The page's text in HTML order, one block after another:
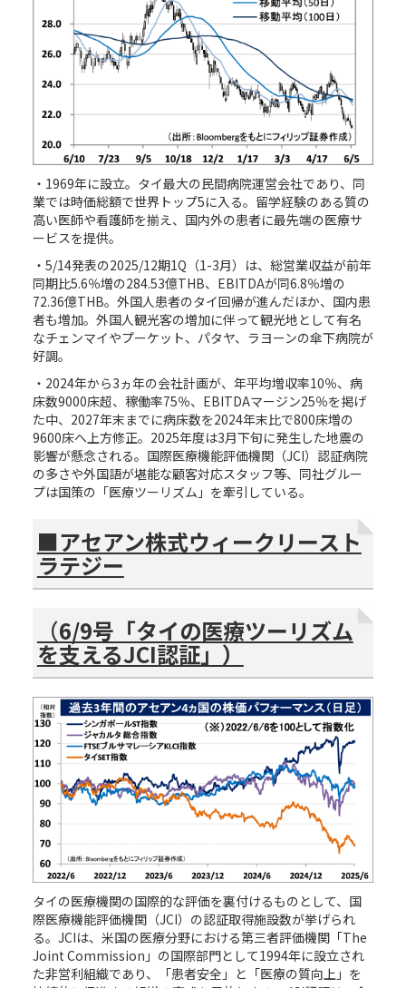
・1969年に設立。タイ最大の民間病院運営会社であり、同
業では時価総額で世界トップ5に入る。留学経験のある質の
高い医師や看護師を揃え、国内外の患者に最先端の医療サ
ービスを提供。
・5/14発表の2025/12期1Q（1-3月）は、総営業収益が前年
同期比5.6％増の284.53億THB、EBITDAが同6.8％増の
72.36億THB。外国人患者のタイ回帰が進んだほか、国内患
者も増加。外国人観光客の増加に伴って観光地として有名
なチェンマイやプーケット、パタヤ、ラヨーンの傘下病院が
好調。
・2024年から3ヵ年の会社計画が、年平均増収率10％、病
床数9000床超、稼働率75％、EBITDAマージン25％を掲げ
た中、2027年末までに病床数を2024年末比で800床増の
9600床へ上方修正。2025年度は3月下旬に発生した地震の
影響が懸念される。国際医療機能評価機関（JCI）認証病院
の多さや外国語が堪能な顧客対応スタッフ等、同社グルー
プは国策の「医療ツーリズム」を牽引している。
■アセアン株式ウィークリースト
ラテジー
（6/9号「タイの医療ツーリズム
を支えるJCI認証」）
タイの医療機関の国際的な評価を裏付けるものとして、国
際医療機能評価機関（JCI）の認証取得施設数が挙げられ
る。JCIは、米国の医療分野における第三者評価機関「The
Joint Commission」の国際部門として1994年に設立され
た非営利組織であり、「患者安全」と「医療の質向上」を